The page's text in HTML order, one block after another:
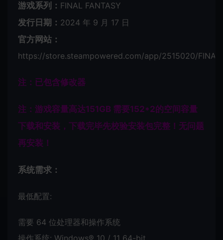
游戏系列： FINAL FANTASY
发行日期： 2024 年 9 月 17 日
官方网站：
https://store.steampowered.com/app/2515020/
注：已包含修改器
注：游戏容量高达151GB 需要152*2的空间容量
下载和安装，下载完毕先校验安装包完整！无问题
再安装！
系统需求：
最低配置:
需要 64 位处理器和操作系统